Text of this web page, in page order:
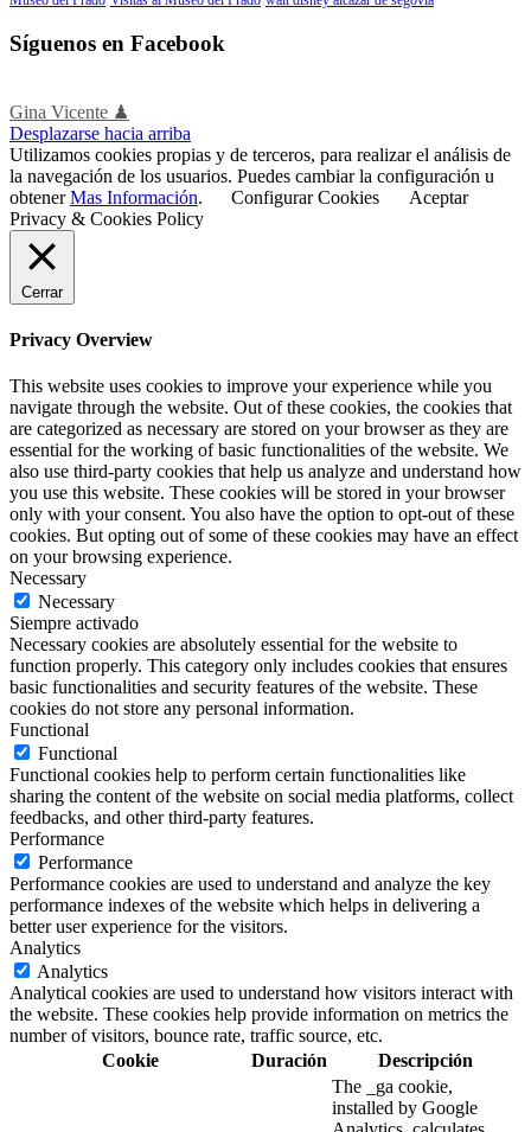
Síguenos en Facebook
Gina Vicente ♟
Desplazarse hacia arriba
Utilizamos cookies propias y de terceros, para realizar el análisis de
la navegación de los usuarios. Puedes cambiar la configuración u
obtenerMas Información. Configurar Cookies
Aceptar
Privacy & Cookies Policy
Cerrar
Privacy Overview
This website uses cookies to improve your experience while you
navigate through the website. Out of these cookies, the cookies that
are categorized as necessary are stored on your browser as they are
essential for the working of basic functionalities of the website. We
also use third-party cookies that help us analyze and understand how
you use this website. These cookies will be stored in your browser
only with your consent. You also have the option to opt-out of these
cookies. But opting out of some of these cookies may have an effect
on your browsing experience.
Necessary
Necessary
Siempre activado
Necessary cookies are absolutely essential for the website to
function properly. This category only includes cookies that ensures
basic functionalities and security features of the website. These
cookies do not store any personal information.
Functional
Functional
Functional cookies help to perform certain functionalities like
sharing the content of the website on social media platforms, collect
feedbacks, and other third-party features.
Performance
Performance
Performance cookies are used to understand and analyze the key
performance indexes of the website which helps in delivering a
better user experience for the visitors.
Analytics
Analytics
Analytical cookies are used to understand how visitors interact with
the website. These cookies help provide information on metrics the
number of visitors, bounce rate, traffic source, etc.
Cookie
Duración Descripción
The _ga cookie,
installed by Google